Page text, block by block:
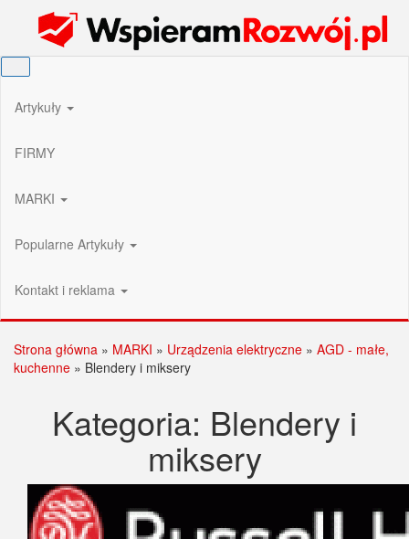
Wspieram Rozwój PL
Artykuły
FIRMY
MARKI
Popularne Artykuły
Kontakt i reklama
Strona główna » MARKI » Urządzenia elektryczne » AGD - małe,
kuchenne » Blendery i miksery
Kategoria: Blendery i
miksery